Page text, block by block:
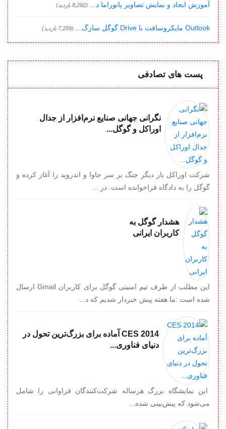
آموزش ایجاد و نمایش تصاویر پانوراما د... (8,292 بازدید)
Outlook مایکروسافت با Drive گوگل سازگ... (7,259 بازدید)
پست های تصادفی
نگرانی جهانی صنایع نرم‌افزار از جدال
اوراکل و گوگل...
شرکت اوراکل بار دیگر جنگ بر سر جاوا و اندروید را آغاز کرده و
گوگل را به دادگاه فراخوانده است. در ...
هشدار گوگل به
کاربران ایرانی
این مطلب از طرف تیم امنیتی گوگل برای کاربران Gmail ارسال
شده است :ما هفته پیش خبردار شدیم که د...
CES 2014 آماده برای بزرگ‌ترین تحول در
دنیای فناوری...
این نمایشگاه بزرگ هرساله شرکت‌کنندگان فراوانی را شامل
می‌شود که پیش‌بینی شده...